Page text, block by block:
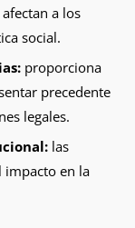
a los
social.
proporciona
precedente
legales.
las
impacto en la